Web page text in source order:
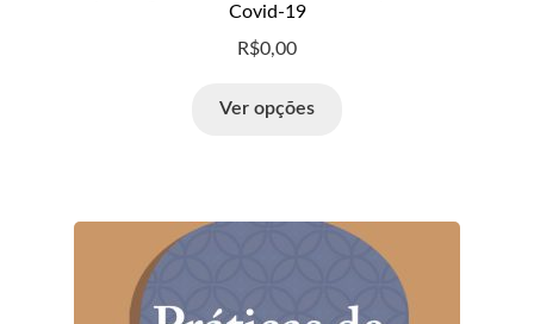
Covid-19
R$0,00
Ver opções